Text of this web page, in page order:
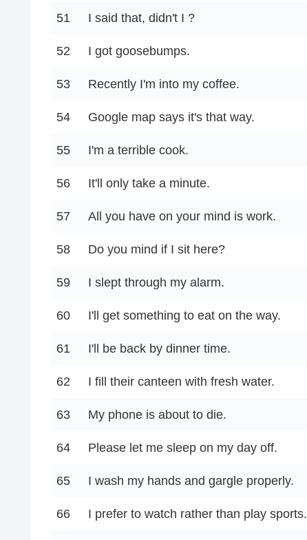
51 I said that, didn't I ?
52 I got goosebumps.
53 Recently I'm into my coffee.
54 Google map says it's that way.
55 I'm a terrible cook.
56 It'll only take a minute.
57 All you have on your mind is work.
58 Do you mind if I sit here?
59 I slept through my alarm.
60 I'll get something to eat on the way.
61 I'll be back by dinner time.
62 I fill their canteen with fresh water.
63 My phone is about to die.
64 Please let me sleep on my day off.
65 I wash my hands and gargle properly.
66 I prefer to watch rather than play sports.